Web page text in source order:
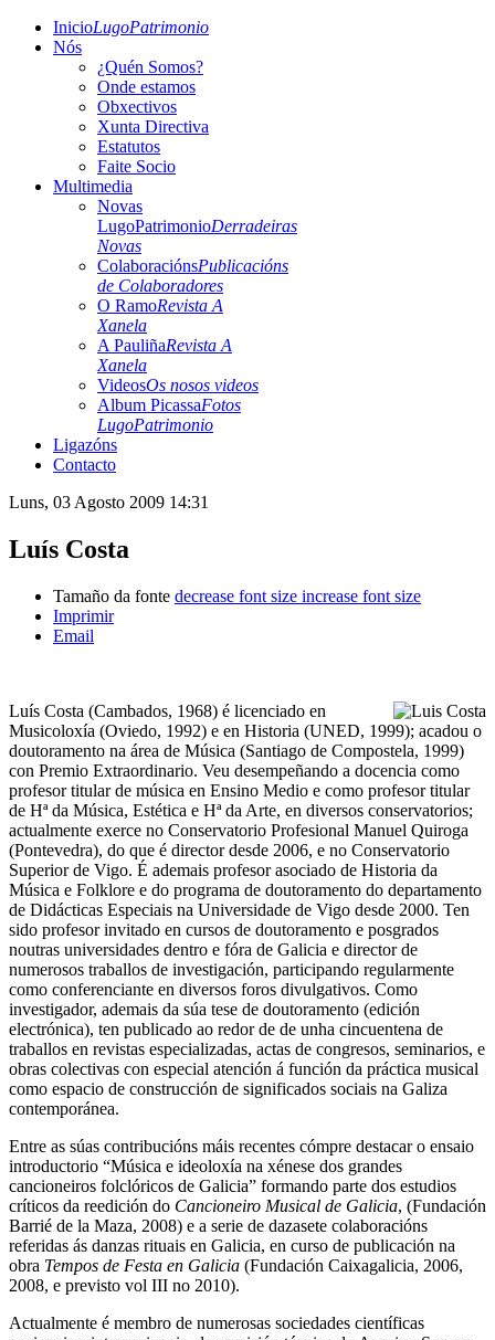
InicioLugoPatrimonio
Nós
¿Quén Somos?
Onde estamos
Obxectivos
Xunta Directiva
Estatutos
Faite Socio
Multimedia
Novas
LugoPatrimonioDerradeiras
Novas
ColaboraciónsPublicacións
de Colaboradores
O RamoRevista A
Xanela
A PauliñaRevista A
Xanela
VideosOs nosos videos
Album PicassaFotos
LugoPatrimonio
Ligazóns
Contacto
Luns, 03 Agosto 2009 14:31
Luís Costa
Tamaño da fonte decrease font size increase font size
Imprimir
Email
Luís Costa (Cambados, 1968) é licenciado en
Musicoloxía (Oviedo, 1992) e en Historia (UNED, 1999); acadou o
doutoramento na área de Música (Santiago de Compostela, 1999)
con Premio Extraordinario. Veu desempeñando a docencia como
profesor titular de música en Ensino Medio e como profesor titular
de Hª da Música, Estética e Hª da Arte, en diversos conservatorios;
actualmente exerce no Conservatorio Profesional Manuel Quiroga
(Pontevedra), do que é director desde 2006, e no Conservatorio
Superior de Vigo. É ademais profesor asociado de Historia da
Música e Folklore e do programa de doutoramento do departamento
de Didácticas Especiais na Universidade de Vigo desde 2000. Ten
sido profesor invitado en cursos de doutoramento e posgrados
noutras universidades dentro e fóra de Galicia e director de
numerosos traballos de investigación, participando regularmente
como conferenciante en diversos foros divulgativos. Como
investigador, ademais da súa tese de doutoramento (edición
electrónica), ten publicado ao redor de de unha cincuentena de
traballos en revistas especializadas, actas de congresos, seminarios, e
obras colectivas con especial atención á función da práctica musical
como espacio de construcción de significados sociais na Galiza
contemporánea.
Entre as súas contribucións máis recentes cómpre destacar o ensaio
introductorio “Música e ideoloxía na xénese dos grandes
cancioneiros folclóricos de Galicia” formando parte dos estudios
críticos da reedición do Cancioneiro Musical de Galicia, (Fundación
Barrié de la Maza, 2008) e a serie de dazasete colaboracións
referidas ás danzas rituais en Galicia, en curso de publicación na
obra Tempos de Festa en Galicia (Fundación Caixagalicia, 2006,
2008, e previsto vol III no 2010).
Actualmente é membro de numerosas sociedades científicas